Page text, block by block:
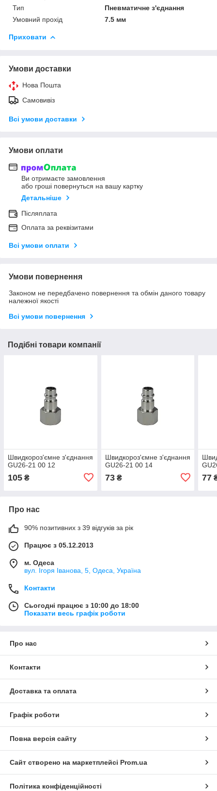
Тип
Пневматичне з'єднання
Умовний прохід
7.5 мм
Приховати
Умови доставки
Нова Пошта
Самовивіз
Всі умови доставки
Умови оплати
Ви отримаєте замовлення
або гроші повернуться на вашу картку
Детальніше
Післяплата
Оплата за реквізитами
Всі умови оплати
Умови повернення
Законом не передбачено повернення та обмін даного товару
належної якості
Всі умови повернення
Подібні товари компанії
Швидкороз'ємне з'єднання
GU26-21 00 12
105 ₴
Швидкороз'ємне з'єднання
GU26-21 00 14
73₴ 77
Про нас
90% позитивних з 39 відгуків за рік
Працює з 05.12.2013
м. Одеса
вул. Ігоря Іванова, 5, Одеса, Україна
Контакти
Сьогодні працює з 10:00 до 18:00
Показати весь графік роботи
Про нас
Контакти
Доставка та оплата
Графік роботи
Повна версія сайту
Сайт створено на маркетплейсі Prom.ua
Політика конфіденційності